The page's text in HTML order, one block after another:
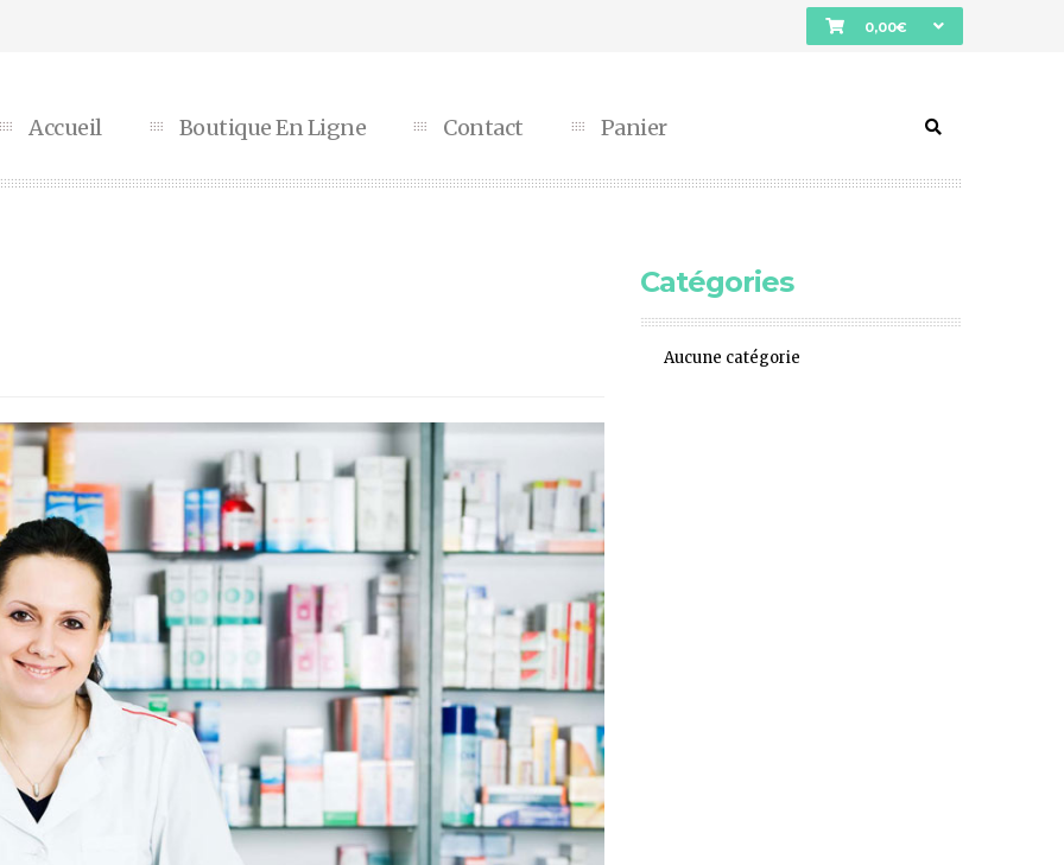
0,00€
Accueil Boutique En Ligne Contact Panier
Catégories
Aucune catégorie